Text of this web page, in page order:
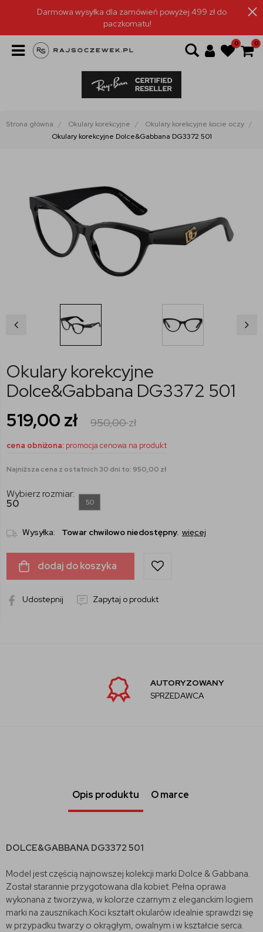
Darmowa wysyłka dla zamówień powyżej 499 zł do
paczkomatu!
0 0
Strona główna Okulary korekcyjne
Okulary korekcyjne kocie oczy
Okulary korekcyjne Dolce&Gabbana DG3372 501
Okulary korekcyjne
Dolce&Gabbana DG3372 501
519,00 zł 950,00zł
cena obniżona: promocja cenowa na produkt
Najniższa cena z ostatnich 30 dni to: 950,00 zł
Wybierz rozmiar:
50
50
Wysyłka: Towar chwilowo niedostępny. więcej
dodaj do koszyka
Udostepnij Zapytaj o produkt
AUTORYZOWANY
SPRZEDAWCA
Opis produktu O marce
DOLCE&GABBANA DG3372 501
Model jest częścią najnowszej kolekcji marki Dolce & Gabbana.
Został starannie przygotowana dla kobiet. Pełna oprawa
wykonana z tworzywa, w kolorze czarnym z eleganckim logiem
marki na zausznikach.Koci kształt okularów idealnie sprawdzi się
w przypadku twarzy o okrągłym, owalnym i w kształcie serca.